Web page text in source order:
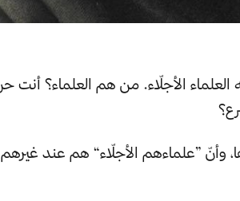
الأجلّاء. من هم العلماء؟ أنت حر
وأنّ ”علماءهم الأجلّاء“ هم عند غيرهم